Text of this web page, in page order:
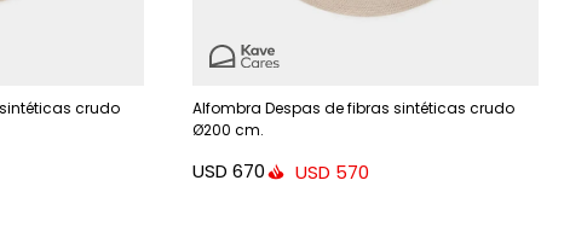
crudo
Alfombra Despas de fibras sintéticas crudo
Ø200 cm.
USD 670 USD 570